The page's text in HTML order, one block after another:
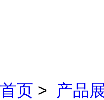
首页 > 产品